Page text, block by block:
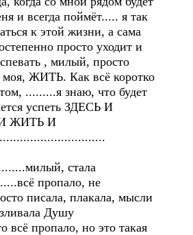
и всегда поймёт..... я так
к этой жизни, а сама
просто уходит и
, милый, просто
моя, ЖИТЬ. Как всё коротко
.........я знаю, что будет
успеть ЗДЕСЬ И
ЖИТЬ И
стала
пропало, не
писала, плакала, мысли
Душу
всё пропало, но это такая